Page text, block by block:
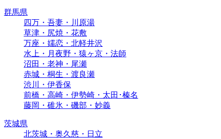
群馬県
四万・吾妻・川原湯
草津・尻焼・花敷
万座・嬬恋・北軽井沢
水上・月夜野・猿ヶ京・法師
沼田・老神・尾瀬
赤城・桐生・渡良瀬
渋川・伊香保
前橋・高崎・伊勢崎・太田･榛名
藤岡・碓氷・磯部・妙義
茨城県
北茨城・奥久慈・日立